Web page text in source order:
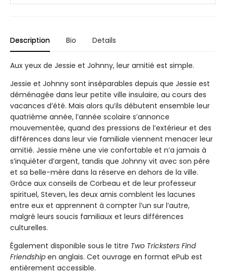
Description Bio Details
Aux yeux de Jessie et Johnny, leur amitié est simple.
Jessie et Johnny sont inséparables depuis que Jessie est
déménagée dans leur petite ville insulaire, au cours des
vacances d’été. Mais alors qu’ils débutent ensemble leur
quatrième année, l’année scolaire s’annonce
mouvementée, quand des pressions de l’extérieur et des
différences dans leur vie familiale viennent menacer leur
amitié. Jessie mène une vie confortable et n’a jamais à
s’inquiéter d’argent, tandis que Johnny vit avec son père
et sa belle-mère dans la réserve en dehors de la ville.
Grâce aux conseils de Corbeau et de leur professeur
spirituel, Steven, les deux amis comblent les lacunes
entre eux et apprennent à compter l’un sur l’autre,
malgré leurs soucis familiaux et leurs différences
culturelles.
Également disponible sous le titre Two Tricksters Find
Friendship en anglais. Cet ouvrage en format ePub est
entièrement accessible.